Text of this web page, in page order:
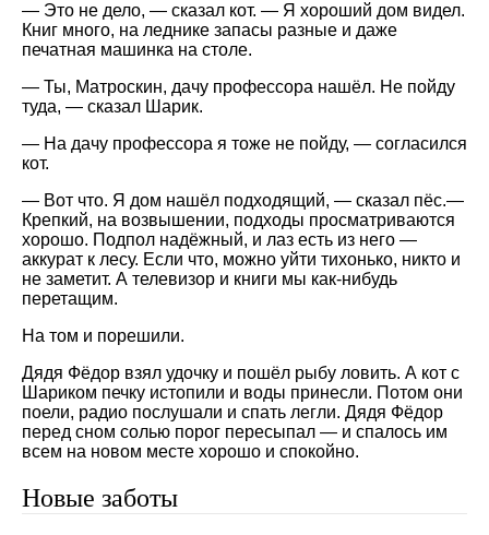
— Это не дело, — сказал кот. — Я хороший дом видел.
Книг много, на леднике запасы разные и даже
печатная машинка на столе.
— Ты, Матроскин, дачу профессора нашёл. Не пойду
туда, — сказал Шарик.
— На дачу профессора я тоже не пойду, — согласился
кот.
— Вот что. Я дом нашёл подходящий, — сказал пёс.—
Крепкий, на возвышении, подходы просматриваются
хорошо. Подпол надёжный, и лаз есть из него —
аккурат к лесу. Если что, можно уйти тихонько, никто и
не заметит. А телевизор и книги мы как-нибудь
перетащим.
На том и порешили.
Дядя Фёдор взял удочку и пошёл рыбу ловить. А кот с
Шариком печку истопили и воды принесли. Потом они
поели, радио послушали и спать легли. Дядя Фёдор
перед сном солью порог пересыпал — и спалось им
всем на новом месте хорошо и спокойно.
Новые заботы